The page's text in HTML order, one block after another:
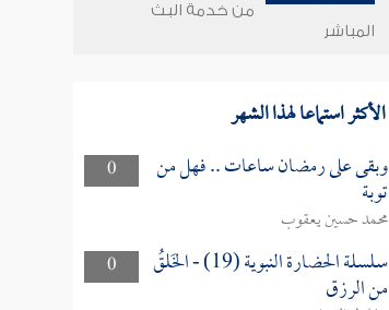
من خدمة البث
المباشر
الأكثر استماعا لهذا الشهر
0 وبقى على رمضان ساعات .. فهل من
توبة
محمد حسين يعقوب
0
سلسلة الحضارة النبوية (19) - الخَلقُ
من الرزق